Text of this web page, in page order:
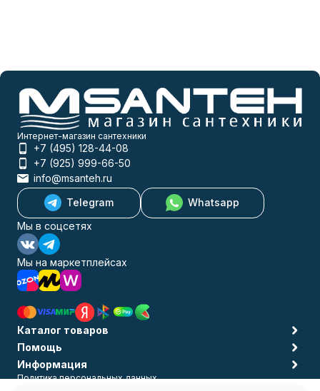
Интернет-магазин сантехники
+7 (495) 128-44-08
+7 (925) 999-66-50
info@msanteh.ru
Telegram
Whatsapp
Мы в соцсетях
Мы на маркетплейсах
Каталог товаров
Помощь
Информация
Политика персональных данных